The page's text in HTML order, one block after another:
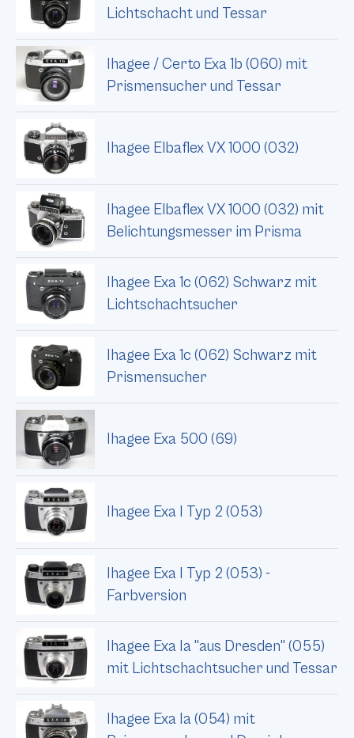
Lichtschacht und Tessar
Ihagee / Certo Exa 1b (060) mit
Prismensucher und Tessar
Ihagee Elbaflex VX 1000 (032)
Ihagee Elbaflex VX 1000 (032) mit
Belichtungsmesser im Prisma
Ihagee Exa 1c (062) Schwarz mit
Lichtschachtsucher
Ihagee Exa 1c (062) Schwarz mit
Prismensucher
Ihagee Exa 500 (69)
Ihagee Exa I Typ 2 (053)
Ihagee Exa I Typ 2 (053) -
Farbversion
Ihagee Exa Ia "aus Dresden" (055)
mit Lichtschachtsucher und Tessar
Ihagee Exa Ia (054) mit